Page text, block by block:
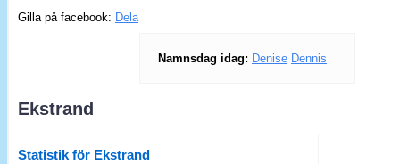
Gilla på facebook: Dela
Namnsdag idag: Denise Dennis
Ekstrand
Statistik för Ekstrand